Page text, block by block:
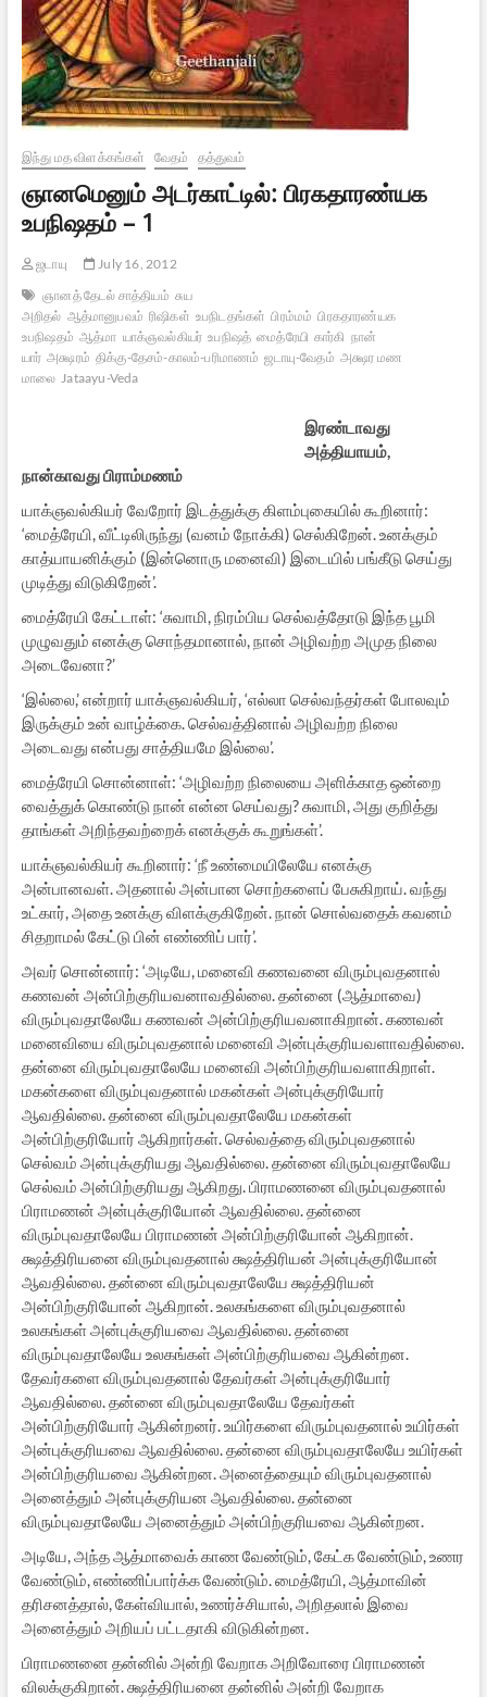
இந்து மத விளக்கங்கள் வேதம் தத்துவம்
ஞானமெனும் அடர்காட்டில்: பிரகதாரண்யக
உபநிஷதம் – 1
ஜடாயு
July 16, 2012
ஞானத் தேடல் சாத்தியம் சுய
அறிதல் ஆத்மானுபவம் ரிஷிகள் உபநிடதங்கள் பிரம்மம் பிரகதாரண்யக
உபநிஷதம் ஆத்மா யாக்ஞவல்கியர் உபநிஷத் மைத்ரேயி கார்கி நான்
யார் அக்ஷரம் திக்கு-தேசம்-காலம்-பரிமாணம் ஜடாயு-வேதம் அக்ஷர மண
மாலை Jataayu-Veda
இரண்டாவது
அத்தியாயம்,
நான்காவது பிராம்மணம்
யாக்ஞவல்கியர் வேறோர் இடத்துக்கு கிளம்புகையில் கூறினார்:
‘மைத்ரேயி, வீட்டிலிருந்து (வனம் நோக்கி) செல்கிறேன். உனக்கும்
காத்யாயனிக்கும் (இன்னொரு மனைவி) இடையில் பங்கீடு செய்து
முடித்து விடுகிறேன்’.
மைத்ரேயி கேட்டாள்: ‘சுவாமி, நிரம்பிய செல்வத்தோடு இந்த பூமி
முழுவதும் எனக்கு சொந்தமானால், நான் அழிவற்ற அமுத நிலை
அடைவேனா?’
‘இல்லை,’ என்றார் யாக்ஞவல்கியர், ‘எல்லா செல்வந்தர்கள் போலவும்
இருக்கும் உன் வாழ்க்கை. செல்வத்தினால் அழிவற்ற நிலை
அடைவது என்பது சாத்தியமே இல்லை’.
மைத்ரேயி சொன்னாள்: ‘அழிவற்ற நிலையை அளிக்காத ஒன்றை
வைத்துக் கொண்டு நான் என்ன செய்வது? சுவாமி, அது குறித்து
தாங்கள் அறிந்தவற்றைக் எனக்குக் கூறுங்கள்’.
யாக்ஞவல்கியர் கூறினார்: ‘நீ உண்மையிலேயே எனக்கு
அன்பானவள். அதனால் அன்பான சொற்களைப் பேசுகிறாய். வந்து
உட்கார், அதை உனக்கு விளக்குகிறேன். நான் சொல்வதைக் கவனம்
சிதறாமல் கேட்டு பின் எண்ணிப் பார்’.
அவர் சொன்னார்: ‘அடியே, மனைவி கணவனை விரும்புவதனால்
கணவன் அன்பிற்குரியவனாவதில்லை. தன்னை (ஆத்மாவை)
விரும்புவதாலேயே கணவன் அன்பிற்குரியவனாகிறான். கணவன்
மனைவியை விரும்புவதனால் மனைவி அன்புக்குரியவளாவதில்லை.
தன்னை விரும்புவதாலேயே மனைவி அன்பிற்குரியவளாகிறாள்.
மகன்களை விரும்புவதனால் மகன்கள் அன்புக்குரியோர்
ஆவதில்லை. தன்னை விரும்புவதாலேயே மகன்கள்
அன்பிற்குரியோர் ஆகிறார்கள். செல்வத்தை விரும்புவதனால்
செல்வம் அன்புக்குரியது ஆவதில்லை. தன்னை விரும்புவதாலேயே
செல்வம் அன்பிற்குரியது ஆகிறது. பிராமணனை விரும்புவதனால்
பிராமணன் அன்புக்குரியோன் ஆவதில்லை. தன்னை
விரும்புவதாலேயே பிராமணன் அன்பிற்குரியோன் ஆகிறான்.
க்ஷத்திரியனை விரும்புவதனால் க்ஷத்திரியன் அன்புக்குரியோன்
ஆவதில்லை. தன்னை விரும்புவதாலேயே க்ஷத்திரியன்
அன்பிற்குரியோன் ஆகிறான். உலகங்களை விரும்புவதனால்
உலகங்கள் அன்புக்குரியவை ஆவதில்லை. தன்னை
விரும்புவதாலேயே உலகங்கள் அன்பிற்குரியவை ஆகின்றன.
தேவர்களை விரும்புவதனால் தேவர்கள் அன்புக்குரியோர்
ஆவதில்லை. தன்னை விரும்புவதாலேயே தேவர்கள்
அன்பிற்குரியோர் ஆகின்றனர். உயிர்களை விரும்புவதனால் உயிர்கள்
அன்புக்குரியவை ஆவதில்லை. தன்னை விரும்புவதாலேயே உயிர்கள்
அன்பிற்குரியவை ஆகின்றன. அனைத்தையும் விரும்புவதனால்
அனைத்தும் அன்புக்குரியன ஆவதில்லை. தன்னை
விரும்புவதாலேயே அனைத்தும் அன்பிற்குரியவை ஆகின்றன.
அடியே, அந்த ஆத்மாவைக் காண வேண்டும், கேட்க வேண்டும், உணர
வேண்டும், எண்ணிப்பார்க்க வேண்டும். மைத்ரேயி, ஆத்மாவின்
தரிசனத்தால், கேள்வியால், உணர்ச்சியால், அறிதலால் இவை
அனைத்தும் அறியப் பட்டதாகி விடுகின்றன.
பிராமணனை தன்னில் அன்றி வேறாக அறிவோரை பிராமணன்
விலக்குகிறான். க்ஷத்திரியனை தன்னில் அன்றி வேறாக